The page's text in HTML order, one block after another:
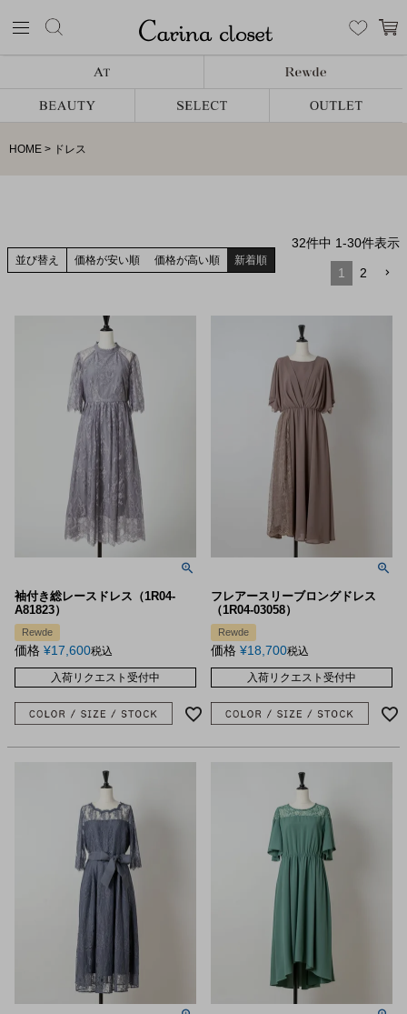
HOME ドレス
並び替え 価格が安い順 価格が高い順 新着順
32件中 1-30件表示
1 2
袖付き総レースドレス（1R04-
A81823）
Rewde
価格 ¥17,600税込
入荷リクエスト受付中
フレアースリーブロングドレス
（1R04-03058）
Rewde
価格 ¥18,700税込
入荷リクエスト受付中